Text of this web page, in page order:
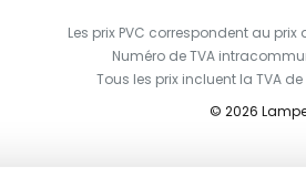
Les prix PVC correspondent au
Numéro de TVA
Tous les prix incluent la TVA
© 2026